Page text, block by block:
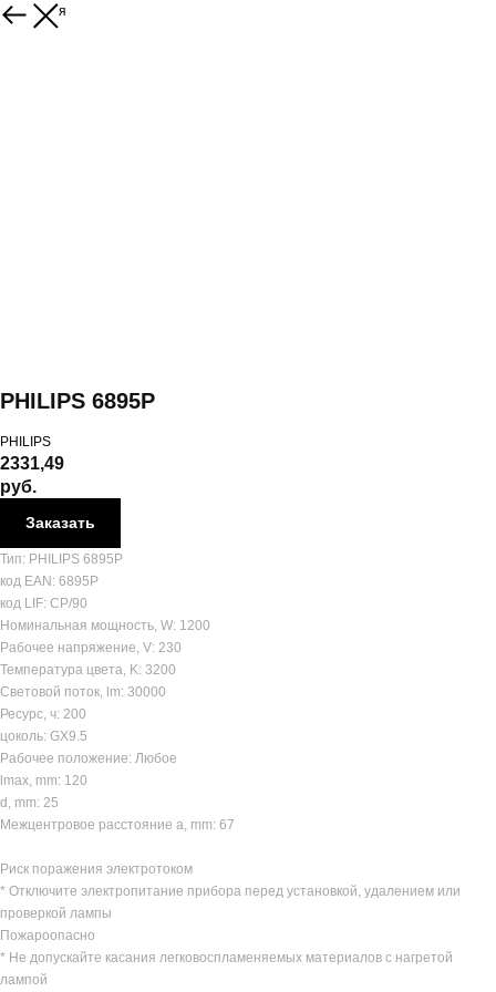
Вернуться
PHILIPS 6895P
PHILIPS
2331,49
руб.
Заказать
Тип: PHILIPS 6895P
код EAN: 6895P
код LIF: CP/90
Номинальная мощность, W: 1200
Рабочее напряжение, V: 230
Температура цвета, K: 3200
Световой поток, lm: 30000
Ресурс, ч: 200
цоколь: GX9.5
Рабочее положение: Любое
lmax, mm: 120
d, mm: 25
Межцентровое расстояние a, mm: 67
Риск поражения электротоком
* Отключите электропитание прибора перед установкой, удалением или
проверкой лампы
Пожароопасно
* Не допускайте касания легковоспламеняемых материалов с нагретой
лампой